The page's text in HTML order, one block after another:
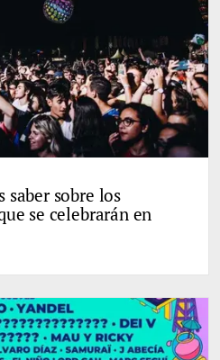
saber sobre los
se celebrarán en